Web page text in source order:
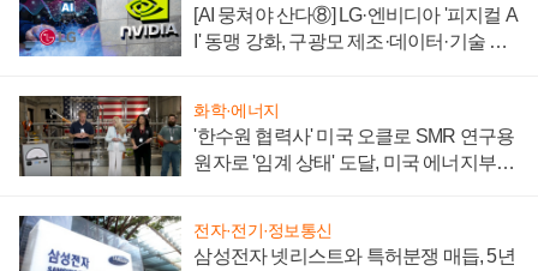
[AI 뭉쳐야 산다⑧] LG·엔비디아 '피지컬 A
I' 동맹 강화, 구광모 제조·데이터·기술 결
화학·에너지
'한수원 협력사' 미국 오클로 SMR 연구용
원자로 '임계 상태' 도달, 미국 에너지부
전자·전기·정보통신
삼성전자 넷리스트와 특허분쟁 매듭, 5년